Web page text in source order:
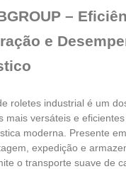
–
e
roletes industrial é um
mais versáteis e eficientes
moderna. Presente
expedição e
o transporte suave de